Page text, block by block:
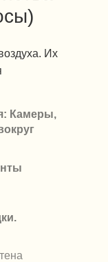
Их
Камеры,
.